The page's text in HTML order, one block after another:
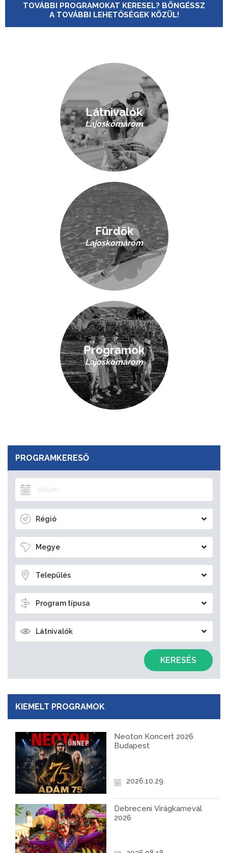
PROGRAMKERESŐ
Régió
Megye
Település
Program típusa
Látnivalók
KERESÉS
KIEMELT PROGRAMOK
Neoton Koncert 2026
Budapest
2026.10.29.
Debreceni Virágkarnevál
2026
TOVÁBBI PROGRAMOKAT KERESEL? BÖNGÉSSZ
A TOVÁBBI LEHETŐSÉGEK KÖZÜL!
Látnivalók
Lajoskomárom
Fürdők
Lajoskomárom
Programok
Lajoskomárom